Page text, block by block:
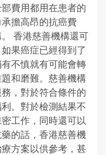
費用都用在患者的
擔高昂的抗癌費
香港慈善機構還可
果癌症已經得到了
不慎就有可能會轉
和磨難。慈善機構
，對於符合條件的
。對於檢測結果不
工作，同時還可以
的話，香港慈善機
方案以供參考，甚